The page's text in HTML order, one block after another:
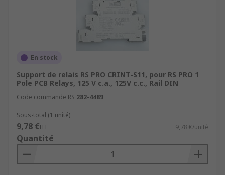
En stock
Support de relais RS PRO CRINT-S11, pour RS PRO 1
Pole PCB Relays, 125 V c.a., 125V c.c., Rail DIN
Code commande RS 282-4489
Sous-total (1 unité)
9,78 €HT 9,78 €/unité
Quantité